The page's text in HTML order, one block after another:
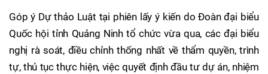
Góp ý Dự thảo Luật tại phiên lấy ý kiến do Đoàn đại biểu
Quốc hội tỉnh Quảng Ninh tổ chức vừa qua, các đại biểu
nghị rà soát, điều chỉnh thống nhất về thẩm quyền, trình
tự, thủ tục thực hiện, việc quyết định đầu tư dự án, nhiệm